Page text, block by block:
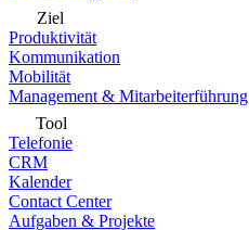
Ziel
Produktivität
Kommunikation
Mobilität
Management & Mitarbeiterführung
Tool
Telefonie
CRM
Kalender
Contact Center
Aufgaben & Projekte